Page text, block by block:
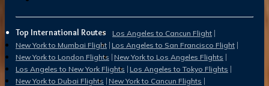
Top International Routes
Los Angeles to Cancun Flight
New York to Mumbai Flight Los Angeles to San Francisco Flight
New York to London Flights New York to Los Angeles Flights
Los Angeles to New York Flights Los Angeles to Tokyo Flights
New York to Dubai Flights New York to Cancun Flights